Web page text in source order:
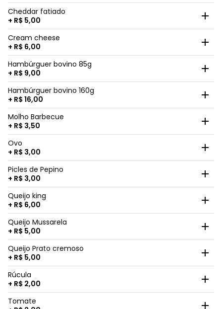
Cheddar fatiado
+ R$ 5,00
Cream cheese
+ R$ 6,00
Hambúrguer bovino 85g
+ R$ 9,00
Hambúrguer bovino 160g
+ R$ 16,00
Molho Barbecue
+ R$ 3,50
Ovo
+ R$ 3,00
Picles de Pepino
+ R$ 3,00
Queijo king
+ R$ 6,00
Queijo Mussarela
+ R$ 5,00
Queijo Prato cremoso
+ R$ 5,00
Rúcula
+ R$ 2,00
Tomate